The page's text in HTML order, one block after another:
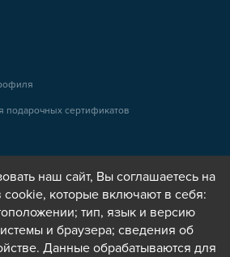
подарочных сертификатов
наш сайт, Вы соглашаетесь на
которые включают в себя:
тип, язык и версию
и браузера; сведения об
Данные обрабатываются для